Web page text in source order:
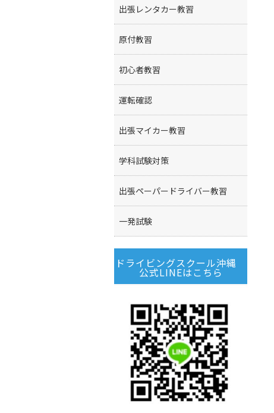
出張レンタカー教習
原付教習
初心者教習
運転確認
出張マイカー教習
学科試験対策
出張ペーパードライバー教習
一発試験
ドライビングスクール沖縄
公式LINEはこちら